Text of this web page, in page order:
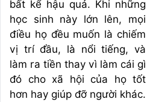
bất kể hậu quả. Khi những
học sinh này lớn lên, mọi
điều họ đều muốn là chiếm
vị trí đầu, là nổi tiếng, và
làm ra tiền thay vì làm cái gì
đó cho xã hội của họ tốt
hơn hay giúp đỡ người khác.